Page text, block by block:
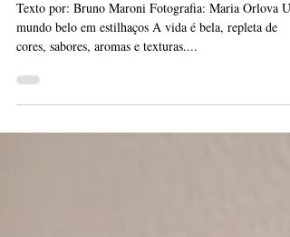
(Parte 1/2)
Texto por: Bruno Maroni Fotografia: Maria Orlova
cores, sabores, aromas e texturas....